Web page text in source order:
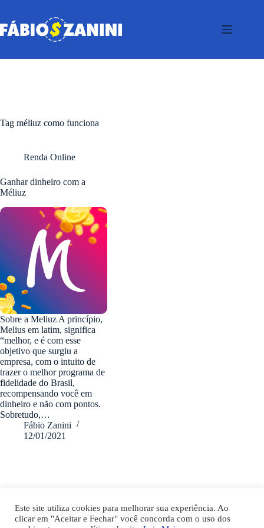
o
conteúdo
Tag méliuz como funciona
Renda Online
Ganhar dinheiro com a
Méliuz
Sobre a Meliuz A princípio,
Melius em latim, significa
“melhor, e é com esse
objetivo que surgiu a
empresa, com o intuito de
trazer o melhor programa de
fidelidade do Brasil,
recompensando você em
dinheiro e não com pontos.
Sobretudo,…
Fábio Zanini
12/01/2021
Este site utiliza cookies para melhorar sua experiência. Ao
clicar em "Aceitar e Fechar" você concorda com o uso dos